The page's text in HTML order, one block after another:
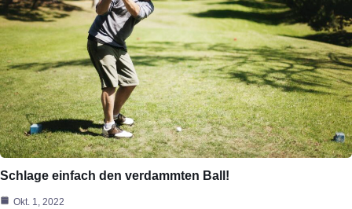
Schlage einfach den verdammten Ball!
Okt. 1, 2022